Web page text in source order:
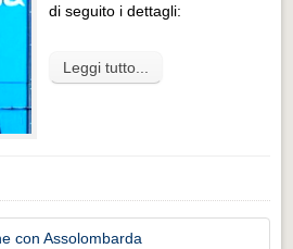
di seguito i dettagli:
Leggi tutto...
con Assolombarda